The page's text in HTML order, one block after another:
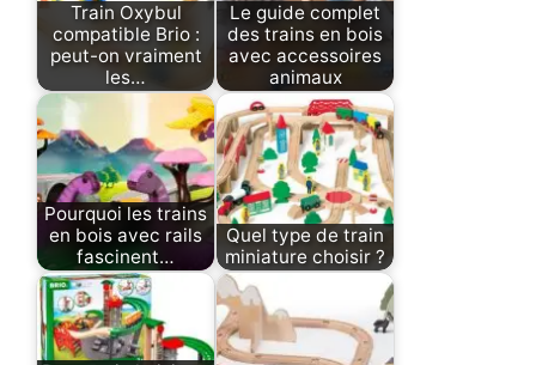
Train Oxybul
compatible Brio :
peut-on vraiment
les…
Le guide complet
des trains en bois
avec accessoires
animaux
Pourquoi les trains
en bois avec rails
fascinent…
Quel type de train
miniature choisir ?